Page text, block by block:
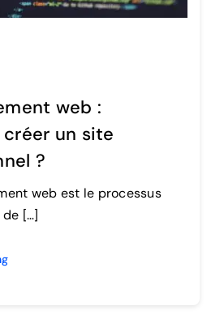
web :
un site
?
web est le processus
[…]